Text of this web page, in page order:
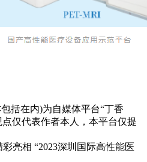
括在内)为自媒体平台“丁香
仅代表作者本人，本平台仅提
亮相 “2023深圳国际高性能医